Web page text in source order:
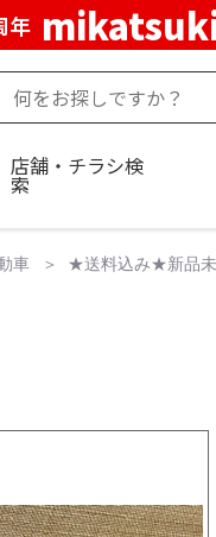
年
店舗・チラシ検
索
車 ★送料込み★新品